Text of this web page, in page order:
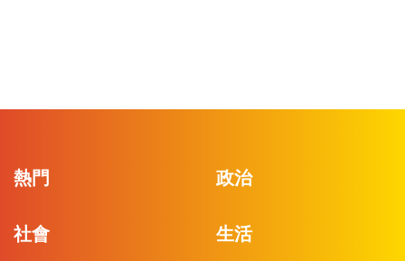
熱門 政治
社會 生活